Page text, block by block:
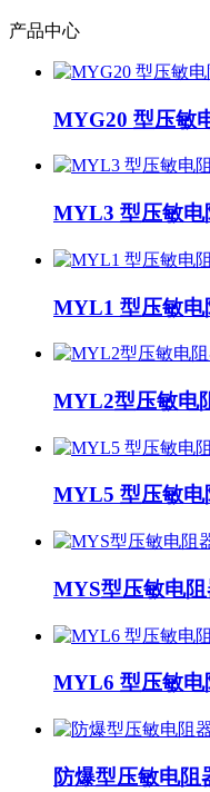
产品中心
MYG20 型压敏
MYL3 型压敏电
MYL1 型压敏电
MYL2型压敏电
MYL5 型压敏电
MYS型压敏电
MYL6 型压敏电
防爆型压敏电阻